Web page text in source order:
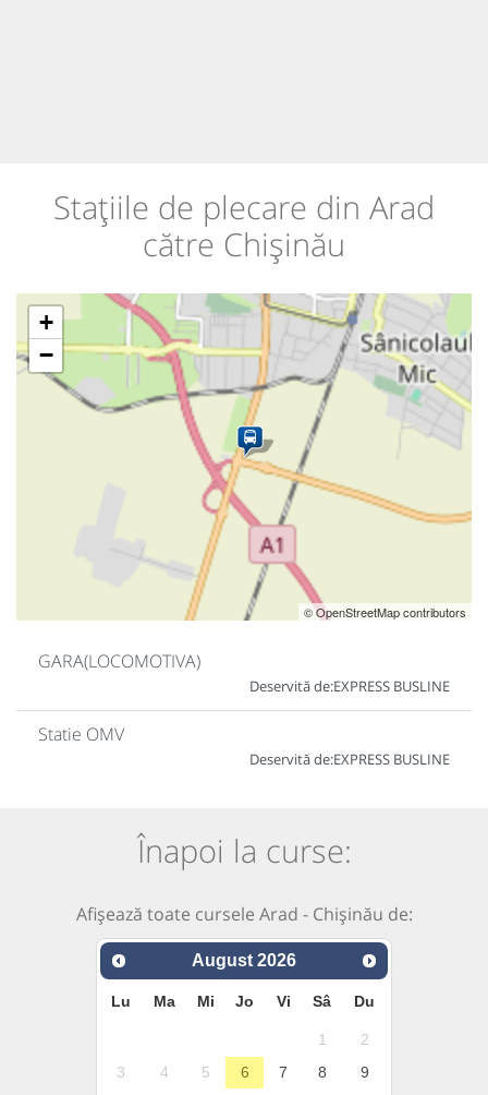
Stațiile de plecare din Arad
către Chișinău
+
−
© OpenStreetMap contributors
GARA(LOCOMOTIVA)
Deservită de:EXPRESS BUSLINE
Statie OMV
Deservită de:EXPRESS BUSLINE
Înapoi la curse:
Afișează toate cursele Arad - Chișinău de:
August 2026
Lu Ma Mi Jo Vi Sâ Du
1
2
3
4 5 6 7 8
9